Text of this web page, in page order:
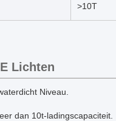
>10T
Niveau.
dan 10t-ladingscapaciteit.